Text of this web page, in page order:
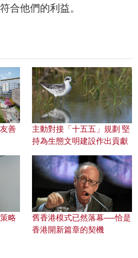
合他們的利益。
善
主動對接「十五五」規劃 堅
持為生態文明建設作出貢獻
略
舊香港模式已然落幕──恰是
香港開新篇章的契機